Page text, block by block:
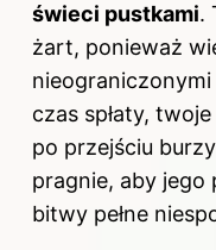
świeci pustkami.
żart, ponieważ
czas spłaty,
po przejściu
pragnie, aby jego
bitwy pełne